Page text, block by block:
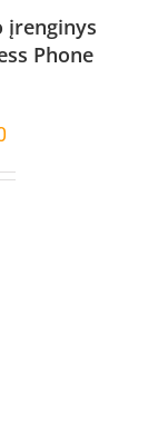
įrenginys
Phone